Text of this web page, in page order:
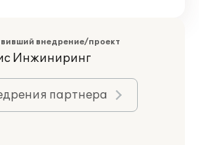
внедрение/проект
Инжиниринг
партнера